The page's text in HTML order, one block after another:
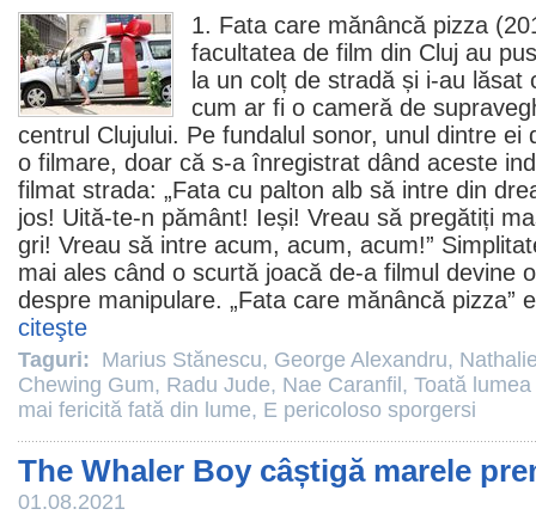
1. Fata care mănâncă pizza
facultatea de film din Cluj au
la un colț de stradă și i-au lăsat
cum ar fi o cameră de
centrul Clujului. Pe fundalul sonor, unul dintre ei
o filmare, doar că s-a înregistrat dând aceste
filmat strada: „Fata cu palton alb să intre din
jos! Uită-te-n pământ! Ieși! Vreau să pregătiți
gri! Vreau să intre acum, acum, acum!”
mai ales când o scurtă joacă de-a filmul devine
despre manipulare. „Fata care mănâncă pizza”
citeşte
Taguri: Marius Stănescu, George Alexandru,
Chewing Gum, Radu Jude, Nae Caranfil , Toată
mai fericită fată din lume, E pericoloso sporgersi
The Whaler Boy câștigă marele
01.08.2021